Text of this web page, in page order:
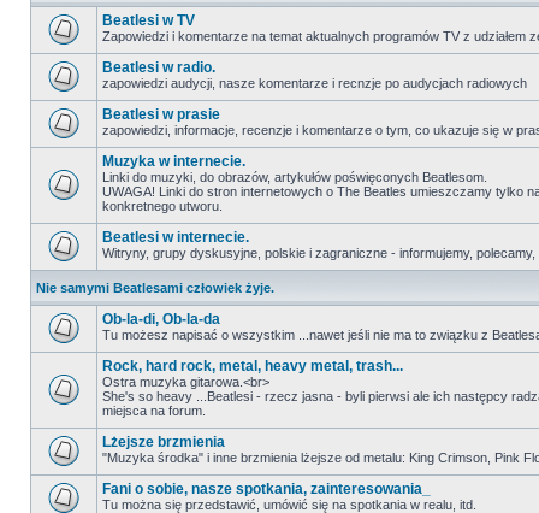
Beatlesi w TV
Zapowiedzi i komentarze na temat aktualnych programów TV z udziałem
Beatlesi w radio.
zapowiedzi audycji, nasze komentarze i recnzje po audycjach radiowych
Beatlesi w prasie
zapowiedzi, informacje, recenzje i komentarze o tym, co ukazuje się w
Muzyka w internecie.
Linki do muzyki, do obrazów, artykułów poświęconych Beatlesom.
UWAGA! Linki do stron internetowych o The Beatles umieszczamy tylko
konkretnego utworu.
Beatlesi w internecie.
Witryny, grupy dyskusyjne, polskie i zagraniczne - informujemy, polecamy,
Nie samymi Beatlesami człowiek żyje.
Ob-la-di, Ob-la-da
Tu możesz napisać o wszystkim ...nawet jeśli nie ma to związku z
Rock, hard rock, metal, heavy metal, trash...
Ostra muzyka gitarowa.<br>
She's so heavy ...Beatlesi - rzecz jasna - byli pierwsi ale ich następcy
miejsca na forum.
Lżejsze brzmienia
"Muzyka środka" i inne brzmienia lżejsze od metalu: King Crimson, Pink
Fani o sobie, nasze spotkania, zainteresowania_
Tu można się przedstawić, umówić się na spotkania w realu, itd.